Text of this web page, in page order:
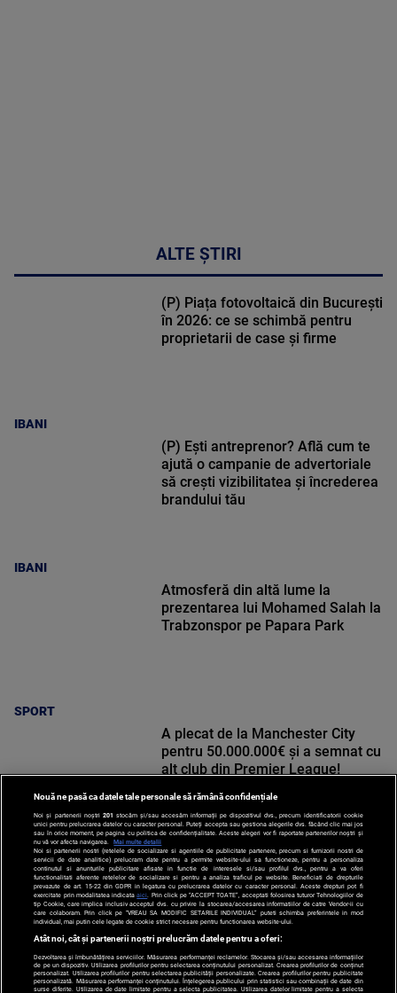
ALTE ȘTIRI
IBANI
(P) Piața fotovoltaică din București
în 2026: ce se schimbă pentru
proprietarii de case și firme
IBANI
(P) Ești antreprenor? Află cum te
ajută o campanie de advertoriale
să crești vizibilitatea și încrederea
brandului tău
SPORT
Atmosferă din altă lume la
prezentarea lui Mohamed Salah la
Trabzonspor pe Papara Park
SPORT
A plecat de la Manchester City
pentru 50.000.000€ și a semnat cu
alt club din Premier League!
Nouă ne pasă ca datele tale personale să rămână confidențiale
Noi și partenerii noștri 201 stocăm și/sau accesăm informații pe dispozitivul dvs., precum identificatorii cookie
unici pentru prelucrarea datelor cu caracter personal. Puteți accepta sau gestiona alegerile dvs. făcând clic mai jos
sau în orice moment, pe pagina cu politica de confidențialitate. Aceste alegeri vor fi raportate partenerilor noștri și
nu vă vor afecta navigarea.
Mai multe detalii
Noi si partenerii nostri (retelele de socializare si agentiile de publicitate partenere, precum si furnizorii nostri de
servicii de date analitice) prelucram date pentru a permite website-ului sa functioneze, pentru a personaliza
continutul si anunturile publicitare afisate in functie de interesele si/sau profilul dvs., pentru a va oferi
functionalitati aferente retelelor de socializare si pentru a analiza traficul pe website. Beneficiati de drepturile
prevazute de art. 15-22 din GDPR in legatura cu prelucrarea datelor cu caracter personal. Aceste drepturi pot fi
exercitate prin modalitatea indicataaici . Prin click pe “ACCEPT TOATE”, acceptati folosirea tuturor Tehnologiilor de
tip Cookie, care implica inclusiv acceptul dvs. cu privire la stocarea/accesarea informatiilor de catre Vendor-ii cu
care colaboram. Prin click pe “VREAU SA MODIFIC SETARILE INDIVIDUAL” puteti schimba preferintele in mod
individual, mai putin cele legate de cookie strict necesare pentru functionarea website-ului.
Atât noi, cât și partenerii noștri prelucrăm datele pentru a oferi:
Dezvoltarea și îmbunătățirea serviciilor. Măsurarea performanței reclamelor. Stocarea și/sau accesarea informațiilor
de pe un dispozitiv. Utilizarea profilurilor pentru selectarea conținutului personalizat. Crearea profilurilor de conținut
personalizat. Utilizarea profilurilor pentru selectarea publicității personalizate. Crearea profilurilor pentru publicitate
personalizată. Măsurarea performanței conținutului. Înțelegerea publicului prin statistici sau combinații de date din
surse diferite. Utilizarea de date limitate pentru a selecta publicitatea. Utilizarea datelor limitate pentru a selecta